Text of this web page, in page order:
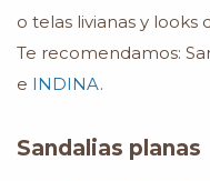
o telas livianas y looks
Te recomendamos:
e INDINA.
Sandalias planas